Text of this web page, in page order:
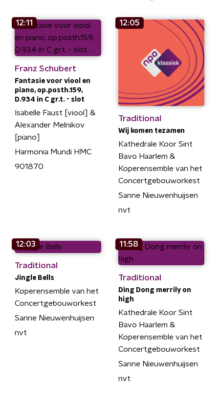
12:11
Franz Schubert
Fantasie voor viool en
piano, op.posth.159,
D.934 in C gr.t. - slot
Isabelle Faust [viool] &
Alexander Melnikov
[piano]
Harmonia Mundi HMC
901870
12:05
Traditional
Wij komen tezamen
Kathedrale Koor Sint
Bavo Haarlem &
Koperensemble van het
Concertgebouworkest
Sanne Nieuwenhuijsen
nvt
12:03
Traditional
Jingle Bells
Koperensemble van het
Concertgebouworkest
Sanne Nieuwenhuijsen
nvt
11:58
Traditional
Ding Dong merrily on
high
Kathedrale Koor Sint
Bavo Haarlem &
Koperensemble van het
Concertgebouworkest
Sanne Nieuwenhuijsen
nvt